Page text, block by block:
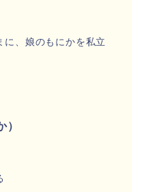
に、娘のもにかを私立
）